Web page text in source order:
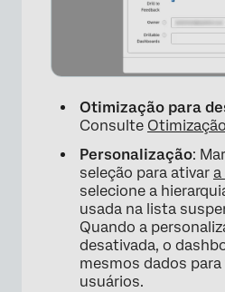
Otimização para
Consulte
Personalização:
seleção para ativar
selecione a
usada na lista
Quando a
desativada, o
mesmos dados
usuários.